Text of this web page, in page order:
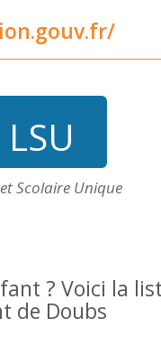
Scolaire Unique
? Voici la
de Doubs